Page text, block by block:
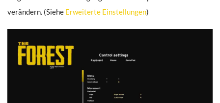
verändern. (Siehe Erweiterte Einstellungen)